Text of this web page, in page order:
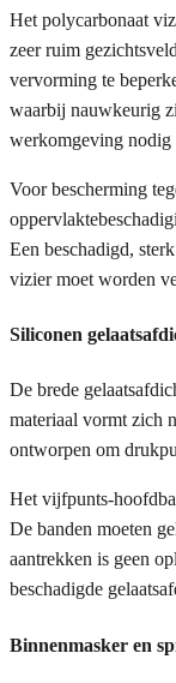
Het polycarbonaat
zeer ruim
vervorming te
waarbij nauwkeurig
werkomgeving nodig
Voor bescherming
Een beschadigd,
vizier moet worden
Siliconen
De brede
materiaal vormt zich
ontworpen om
Het vijfpunts-
De banden moeten
aantrekken is geen
beschadigde
Binnenmasker en